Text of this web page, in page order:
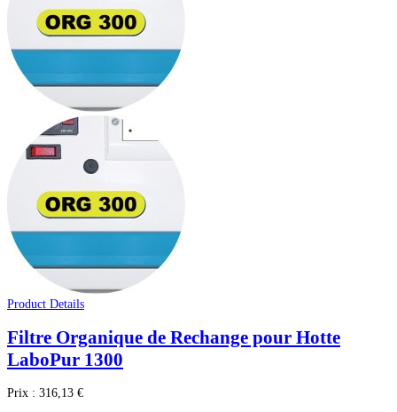
Product Details
Filtre Organique de Rechange pour Hotte
LaboPur 1300
Prix : 316,13 €